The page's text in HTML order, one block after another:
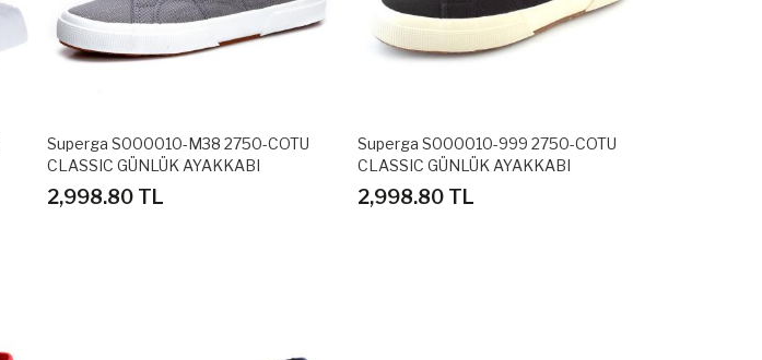
Superga S000010-M38 2750-COTU
CLASSIC GÜNLÜK AYAKKABI
2,998.80 TL
Superga S000010-999 2750-COTU
CLASSIC GÜNLÜK AYAKKABI
2,998.80 TL